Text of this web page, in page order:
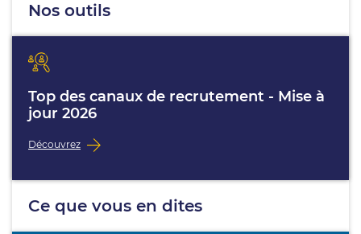
Nos outils
Top des canaux de recrutement - Mise à
jour 2026
Découvrez
Ce que vous en dites